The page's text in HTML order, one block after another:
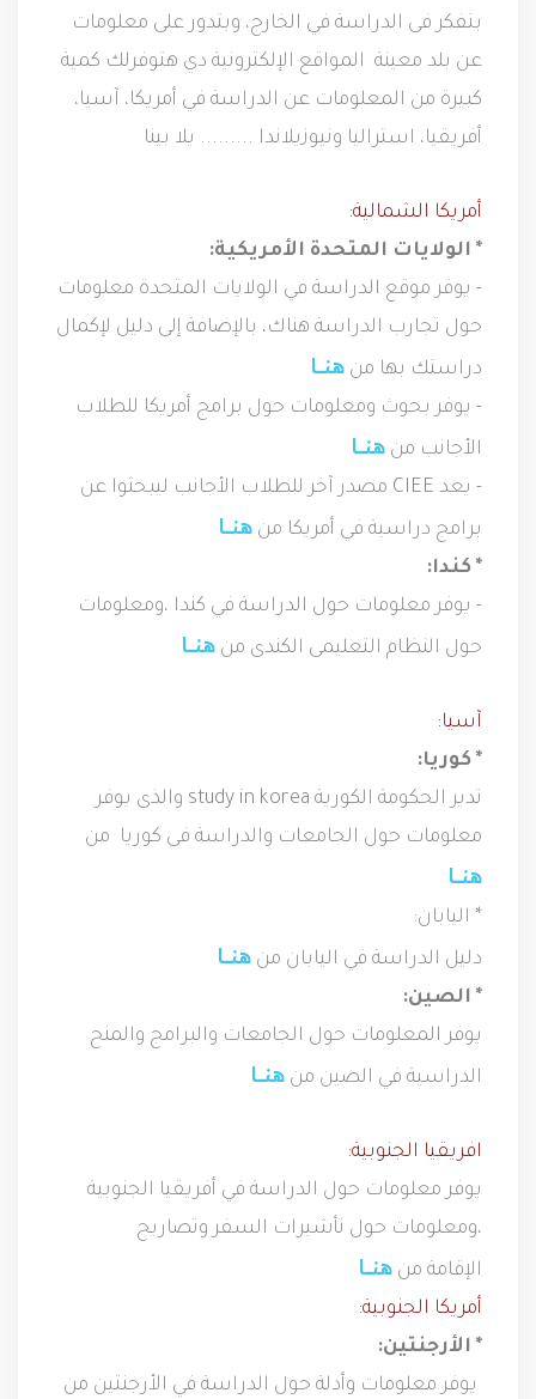
بتفكر فى الدراسة في الخارج، وبتدور على معلومات
عن بلد معينة المواقع الإلكترونية دي هتوفرلك كمية
كبيرة من المعلومات عن الدراسة في أمريكا، آسيا،
أفريقيا، استراليا ونيوزيلاندا ......... يلا بينا
أمريكا الشمالية:
* الولايات المتحدة الأمريكية:
- يوفر موقع الدراسة في الولايات المتحدة معلومات
حول تجارب الدراسة هناك، بالإضافة إلى دليل لإكمال
دراستك بها من هنــــا
- يوفر بحوث ومعلومات حول برامج أمريكا للطلاب
الأجانب من هنــــا
- يعد CIEE مصدر آخر للطلاب الأجانب ليبحثوا عن
برامج دراسية في أمريكا من هنــــا
* كندا:
- يوفر معلومات حول الدراسة في كندا ،ومعلومات
حول النظام التعليمى الكندى من هنــــا
آسيا:
* كوريا:
تدير الحكومة الكورية study in korea والذى يوفر
معلومات حول الجامعات والدراسة فى كوريا من
هنــــا
* اليابان:
دليل الدراسة في اليابان من هنــــا
* الصين:
يوفر المعلومات حول الجامعات والبرامج والمنح
الدراسية في الصين من هنــــا
افريقيا الجنوبية:
يوفر معلومات حول الدراسة في أفريقيا الجنوبية
،ومعلومات حول تأشيرات السفر وتصاريح
الإقامة من هنــــا
أمريكا الجنوبية:
* الأرجنتين:
يوفر معلومات وأدلة حول الدراسة في الأرجنتين من